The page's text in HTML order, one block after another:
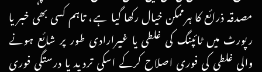
مصدقہ ذرائع کا ہرممکن خیال رکھا گیا ہے، تاہم کسی بھی خبر یا
رپورٹ میں ٹائپنگ کی غلطی یا غیرارادی طور پر شائع ہونے
والی غلطی کی فوری اصلاح کرکے اسکی تردید یا درستگی فوری